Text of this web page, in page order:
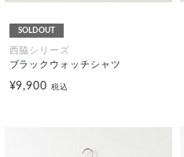
SOLDOUT
西脇シリーズ
ブラックウォッチシャツ
¥9,900税込